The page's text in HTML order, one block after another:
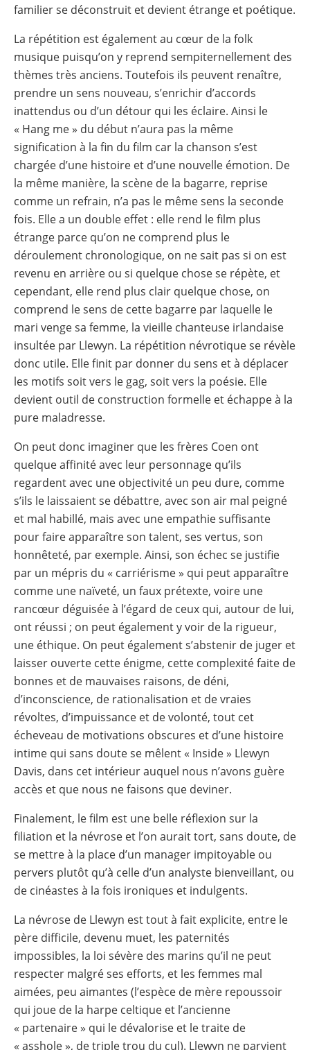
familier se déconstruit et devient étrange et poétique.
La répétition est également au cœur de la folk
musique puisqu’on y reprend sempiternellement des
thèmes très anciens. Toutefois ils peuvent renaître,
prendre un sens nouveau, s’enrichir d’accords
inattendus ou d’un détour qui les éclaire. Ainsi le
« Hang me » du début n’aura pas la même
signification à la fin du film car la chanson s’est
chargée d’une histoire et d’une nouvelle émotion. De
la même manière, la scène de la bagarre, reprise
comme un refrain, n’a pas le même sens la seconde
fois. Elle a un double effet : elle rend le film plus
étrange parce qu’on ne comprend plus le
déroulement chronologique, on ne sait pas si on est
revenu en arrière ou si quelque chose se répète, et
cependant, elle rend plus clair quelque chose, on
comprend le sens de cette bagarre par laquelle le
mari venge sa femme, la vieille chanteuse irlandaise
insultée par Llewyn. La répétition névrotique se révèle
donc utile. Elle finit par donner du sens et à déplacer
les motifs soit vers le gag, soit vers la poésie. Elle
devient outil de construction formelle et échappe à la
pure maladresse.
On peut donc imaginer que les frères Coen ont
quelque affinité avec leur personnage qu’ils
regardent avec une objectivité un peu dure, comme
s’ils le laissaient se débattre, avec son air mal peigné
et mal habillé, mais avec une empathie suffisante
pour faire apparaître son talent, ses vertus, son
honnêteté, par exemple. Ainsi, son échec se justifie
par un mépris du « carriérisme » qui peut apparaître
comme une naïveté, un faux prétexte, voire une
rancœur déguisée à l’égard de ceux qui, autour de lui,
ont réussi ; on peut également y voir de la rigueur,
une éthique. On peut également s’abstenir de juger et
laisser ouverte cette énigme, cette complexité faite de
bonnes et de mauvaises raisons, de déni,
d’inconscience, de rationalisation et de vraies
révoltes, d’impuissance et de volonté, tout cet
écheveau de motivations obscures et d’une histoire
intime qui sans doute se mêlent « Inside » Llewyn
Davis, dans cet intérieur auquel nous n’avons guère
accès et que nous ne faisons que deviner.
Finalement, le film est une belle réflexion sur la
filiation et la névrose et l’on aurait tort, sans doute, de
se mettre à la place d’un manager impitoyable ou
pervers plutôt qu’à celle d’un analyste bienveillant, ou
de cinéastes à la fois ironiques et indulgents.
La névrose de Llewyn est tout à fait explicite, entre le
père difficile, devenu muet, les paternités
impossibles, la loi sévère des marins qu’il ne peut
respecter malgré ses efforts, et les femmes mal
aimées, peu aimantes (l’espèce de mère repoussoir
qui joue de la harpe celtique et l’ancienne
« partenaire » qui le dévalorise et le traite de
« asshole », de triple trou du cul). Llewyn ne parvient